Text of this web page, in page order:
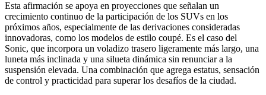
Esta afirmación se apoya en proyecciones que señalan un
crecimiento continuo de la participación de los SUVs en los
próximos años, especialmente de las derivaciones consideradas
innovadoras, como los modelos de estilo coupé. Es el caso del
Sonic, que incorpora un voladizo trasero ligeramente más largo, una
luneta más inclinada y una silueta dinámica sin renunciar a la
suspensión elevada. Una combinación que agrega estatus, sensación
de control y practicidad para superar los desafíos de la ciudad.